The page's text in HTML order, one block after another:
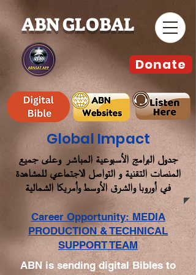
ABN GLOBAL
Global Impact
جدول البرامج الأسبوعية المباشر وعلى جميع
المنصات التقنية و التواصل الاجتماعي للمشاهدة
في أوروبا والشرق الأوسط وأمريكا الشمالية
ABN is sending digital Bibles to
Donate
Career Opportunity: MEDIA
PRODUCTION & TECHNICAL
SUPPORT TEAM